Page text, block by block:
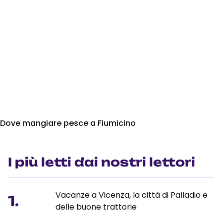
Dove mangiare pesce a Fiumicino
I più letti dai nostri lettori
1.
Vacanze a Vicenza, la città di Palladio e
delle buone trattorie